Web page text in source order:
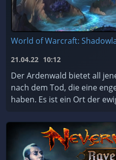
World of Warcraft:
21.04.22 10:12
Der Ardenwald bietet all
nach dem Tod, die eine
haben. Es ist ein Ort der
...